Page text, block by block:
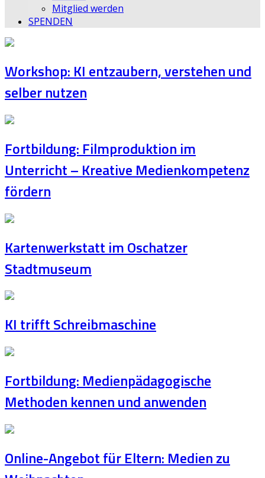
Mitglied werden
SPENDEN
Workshop: KI entzaubern, verstehen und
selber nutzen
Fortbildung: Filmproduktion im
Unterricht – Kreative Medienkompetenz
fördern
Kartenwerkstatt im Oschatzer
Stadtmuseum
KI trifft Schreibmaschine
Fortbildung: Medienpädagogische
Methoden kennen und anwenden
Online-Angebot für Eltern: Medien zu